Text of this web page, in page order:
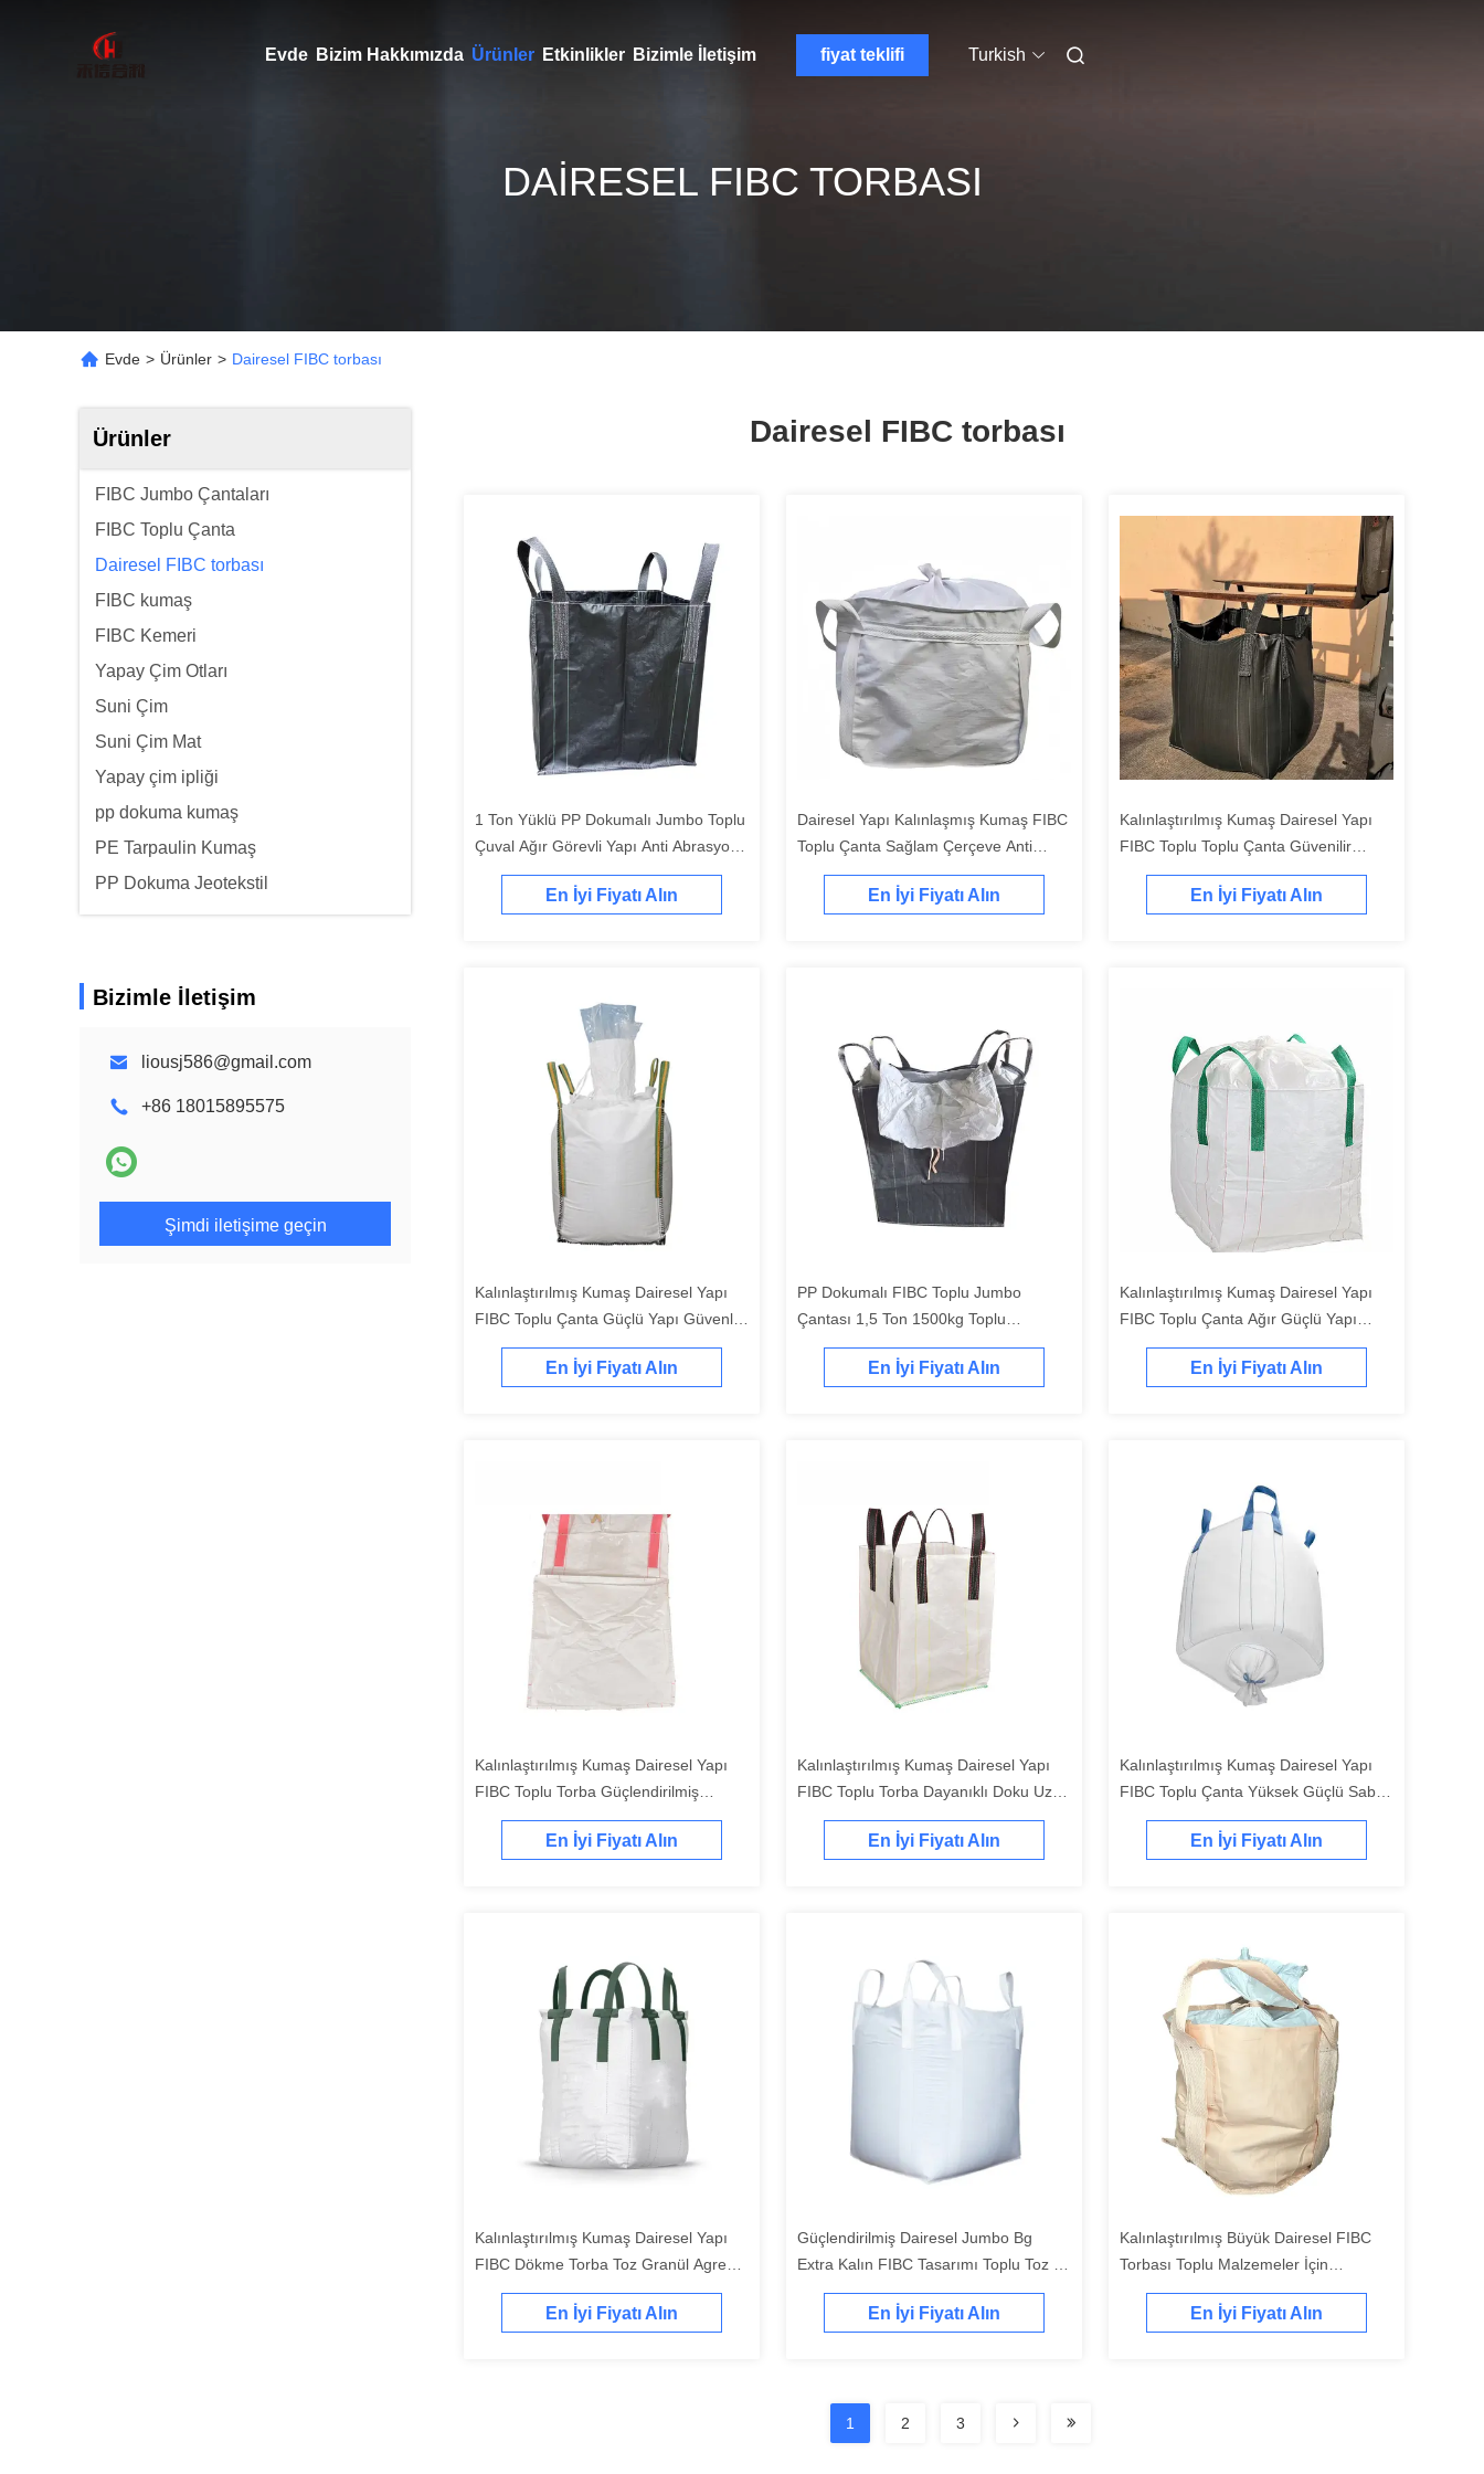
Evde Bizim Hakkımızda Ürünler Etkinlikler Bizimle İletişim fiyat teklifi Turkish
DAIRESEL FIBC TORBASI
Evde > Ürünler > Dairesel FIBC torbası
Ürünler
FIBC Jumbo Çantaları
FIBC Toplu Çanta
Dairesel FIBC torbası
FIBC kumaş
FIBC Kemeri
Yapay Çim Otları
Suni Çim
Suni Çim Mat
Yapay çim ipliği
pp dokuma kumaş
PE Tarpaulin Kumaş
PP Dokuma Jeotekstil
Bizimle İletişim
liousj586@gmail.com
+86 18015895575
Şimdi iletişime geçin
Dairesel FIBC torbası
1 Ton Yüklü PP Dokumalı Jumbo Toplu
Çuval Ağır Görevli Yapı Anti Abrasyon
Kuru Mallar Depolama için Yüksek
Çekim GücüEn İyi Fiyatı Alın
Dairesel Yapı Kalınlaşmış Kumaş FIBC
Toplu Çanta Sağlam Çerçeve Anti
Aşınma Malların Güvenli Taşıması İçin
Kararlı ŞekilEn İyi Fiyatı Alın
Kalınlaştırılmış Kumaş Dairesel Yapı
FIBC Toplu Toplu Çanta Güvenilir
Kargo Taşımacılığı İçin Güçlendirilmiş
Çerçeve Yırtılma Direnci
En İyi Fiyatı Alın
Kalınlaştırılmış Kumaş Dairesel Yapı
FIBC Toplu Çanta Güçlü Yapı Güvenli
Taşıma
En İyi Fiyatı Alın
PP Dokumalı FIBC Toplu Jumbo
Çantası 1,5 Ton 1500kg Toplu
Paketleme için Yüksek Çekim Gücü
En İyi Fiyatı Alın
Kalınlaştırılmış Kumaş Dairesel Yapı
FIBC Toplu Çanta Ağır Güçlü Yapı
Güvenli Taşıma
En İyi Fiyatı Alın
Kalınlaştırılmış Kumaş Dairesel Yapı
FIBC Toplu Torba Güçlendirilmiş
Tasarım Güvenilir Depolama
En İyi Fiyatı Alın
Kalınlaştırılmış Kumaş Dairesel Yapı
FIBC Toplu Torba Dayanıklı Doku Uzun
kullanım süresi
En İyi Fiyatı Alın
Kalınlaştırılmış Kumaş Dairesel Yapı
FIBC Toplu Çanta Yüksek Güçlü Sabit
Yükleme
En İyi Fiyatı Alın
Kalınlaştırılmış Kumaş Dairesel Yapı
FIBC Dökme Torba Toz Granül Agrega
Depolama İçin Uygun
En İyi Fiyatı Alın
Güçlendirilmiş Dairesel Jumbo Bg
Extra Kalın FIBC Tasarımı Toplu Toz ve
Granül Taşımacılığı İçin
En İyi Fiyatı Alın
Kalınlaştırılmış Büyük Dairesel FIBC
Torbası Toplu Malzemeler İçin
Mükemmel Paketleme Çözümü
En İyi Fiyatı Alın
1 2 3